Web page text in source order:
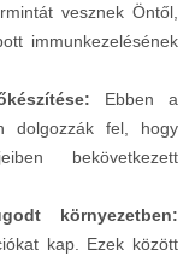
vesznek Öntől,
immunkezelésének
Ebben a
dolgozzák fel, hogy
bekövetkezett
környezetben:
kap. Ezek között